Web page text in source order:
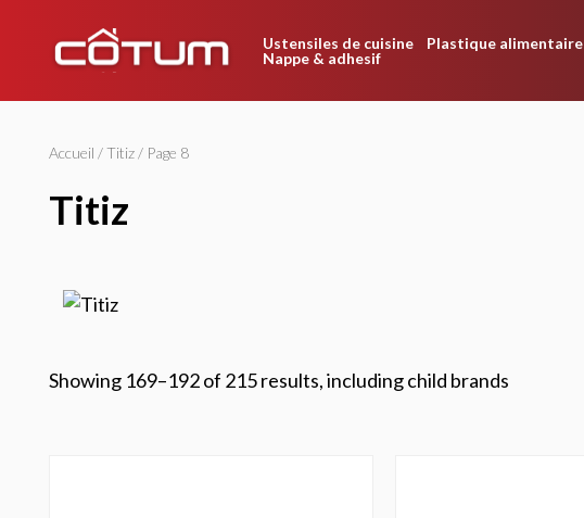
Ustensiles de cuisine Plastique alimentaire
Nappe & adhesif
Accueil /Titiz/ Page 8
titiz
Showing 169–192 of 215 results, including child brands